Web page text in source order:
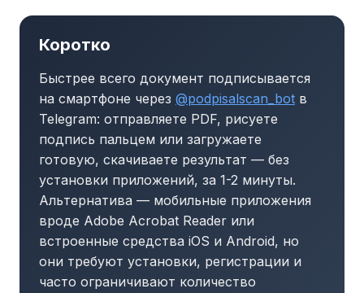
Коротко
Быстрее всего документ подписывается
на смартфоне через @podpisalscan_bot в
Telegram: отправляете PDF, рисуете
подпись пальцем или загружаете
готовую, скачиваете результат — без
установки приложений, за 1-2 минуты.
Альтернатива — мобильные приложения
вроде Adobe Acrobat Reader или
встроенные средства iOS и Android, но
они требуют установки, регистрации и
часто ограничивают количество